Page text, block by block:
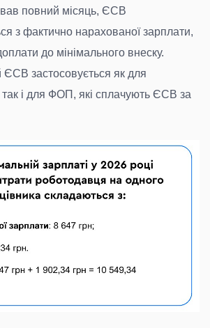
повний місяць, ЄСВ
з фактично нарахованої зарплати,
до мінімального внеску.
ЄСВ застосовується як для
так і для ФОП, які сплачують ЄСВ за